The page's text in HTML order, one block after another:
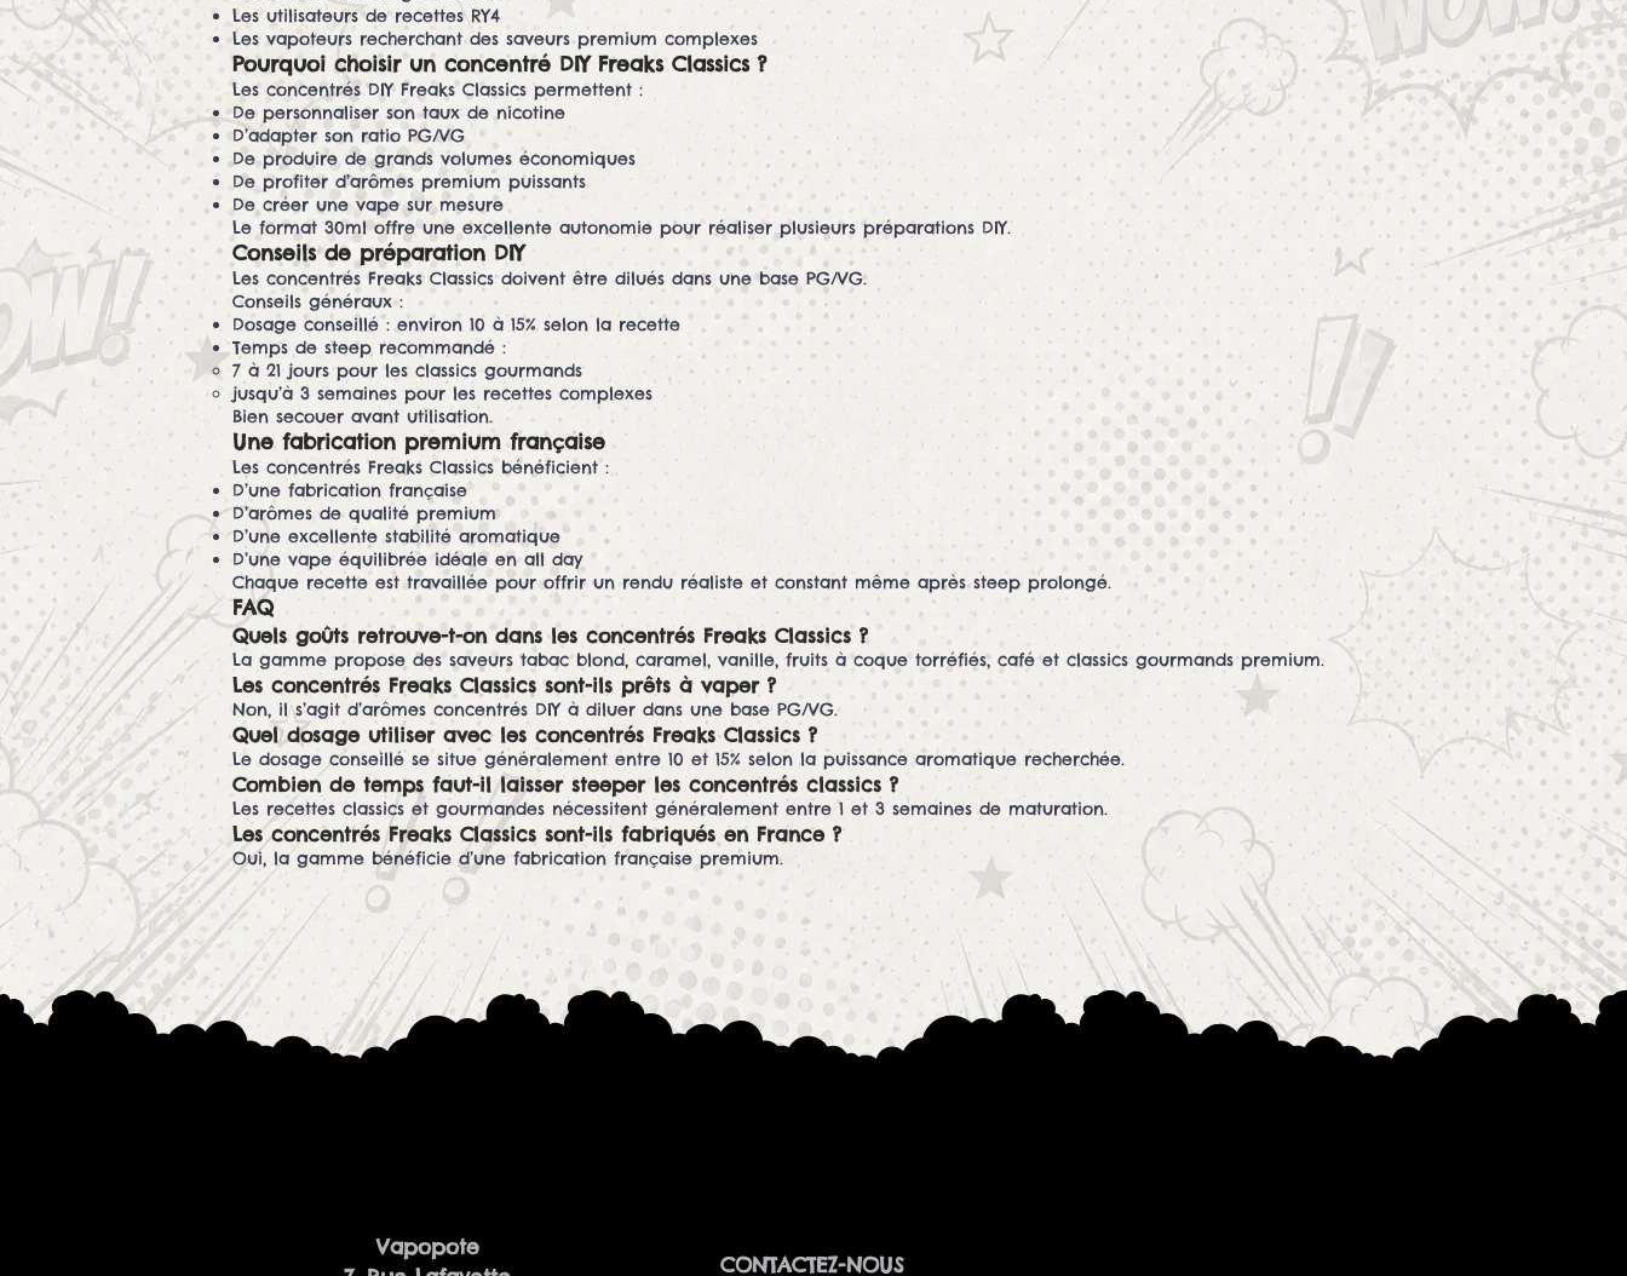
Les utilisateurs de recettes RY4
Les vapoteurs recherchant des saveurs premium complexes
Pourquoi choisir un concentré DIY Freaks Classics ?
Les concentrés DIY Freaks Classics permettent :
De personnaliser son taux de nicotine
D’adapter son ratio PG/VG
De produire de grands volumes économiques
De profiter d’arômes premium puissants
De créer une vape sur mesure
Le format 30ml offre une excellente autonomie pour réaliser plusieurs préparations DIY.
Conseils de préparation DIY
Les concentrés Freaks Classics doivent être dilués dans une base PG/VG.
Conseils généraux :
Dosage conseillé : environ 10 à 15% selon la recette
Temps de steep recommandé :
7 à 21 jours pour les classics gourmands
jusqu’à 3 semaines pour les recettes complexes
Bien secouer avant utilisation.
Une fabrication premium française
Les concentrés Freaks Classics bénéficient :
D’une fabrication française
D’arômes de qualité premium
D’une excellente stabilité aromatique
D’une vape équilibrée idéale en all day
Chaque recette est travaillée pour offrir un rendu réaliste et constant même après steep prolongé.
FAQ
Quels goûts retrouve-t-on dans les concentrés Freaks Classics ?
La gamme propose des saveurs tabac blond, caramel, vanille, fruits à coque torréfiés, café et classics gourmands premium.
Les concentrés Freaks Classics sont-ils prêts à vaper ?
Non, il s’agit d’arômes concentrés DIY à diluer dans une base PG/VG.
Quel dosage utiliser avec les concentrés Freaks Classics ?
Le dosage conseillé se situe généralement entre 10 et 15% selon la puissance aromatique recherchée.
Combien de temps faut-il laisser steeper les concentrés classics ?
Les recettes classics et gourmandes nécessitent généralement entre 1 et 3 semaines de maturation.
Les concentrés Freaks Classics sont-ils fabriqués en France ?
Oui, la gamme bénéficie d’une fabrication française premium.
Vapopote
CONTACTEZ-NOUS